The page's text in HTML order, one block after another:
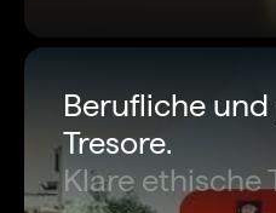
Berufliche
Tresore.
Klare ethische